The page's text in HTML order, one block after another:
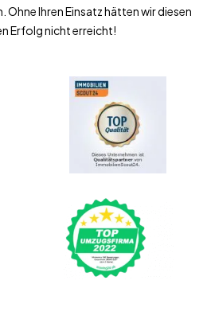
Ohne Ihren Einsatz hätten wir diesen
Erfolg nicht erreicht!